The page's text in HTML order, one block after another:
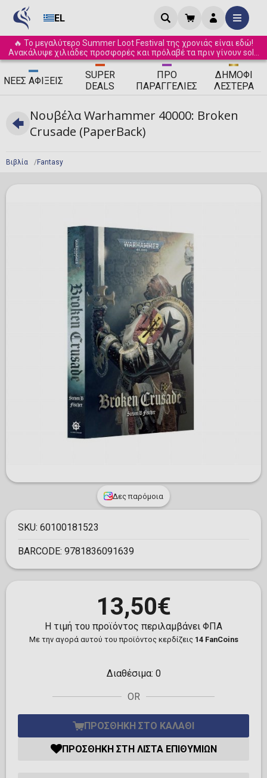
EL
🔥 Το μεγαλύτερο Summer Loot Festival της χρονιάς είναι εδώ!
Ανακάλυψε χιλιάδες προσφορές και πρόλαβέ τα πριν γίνουν sold
out! ☀️
ΝΈΕΣ ΑΦΊΞΕΙΣ
SUPER
DEALS
ΠΡΟ
ΠΑΡΑΓΓΕΛΊΕΣ
ΔΗΜΟΦΙ
ΛΈΣΤΕΡΑ
Βιβλία Fantasy
Νουβέλα Warhammer 40000: Broken
Crusade (PaperBack)
Δες παρόμοια
SKU: 60100181523
BARCODE: 9781836091639
13,50€
Η τιμή του προϊόντος περιλαμβάνει ΦΠΑ
Με την αγορά αυτού του προϊόντος κερδίζεις 14 FanCoins
Διαθέσιμα: 0
OR
ΠΡΟΣΘΉΚΗ ΣΤΟ ΚΑΛΆΘΙ
ΠΡΟΣΘΉΚΗ ΣΤΗ ΛΊΣΤΑ ΕΠΙΘΥΜΙΏΝ